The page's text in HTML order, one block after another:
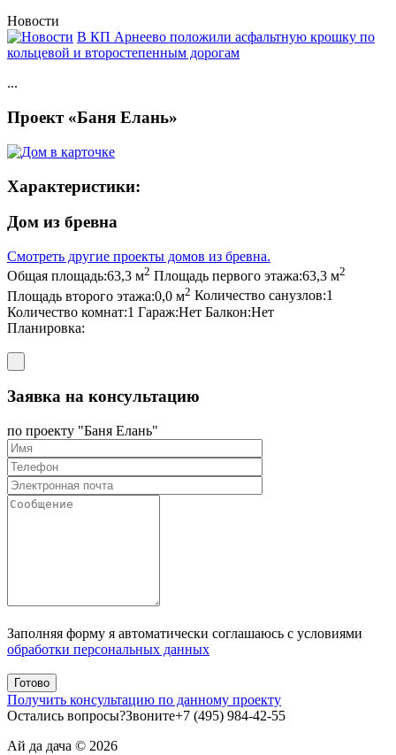
Новости
В КП Арнеево положили асфальтную крошку по
кольцевой и второстепенным дорогам
...
Проект «Баня Елань»
Характеристики:
Дом из бревна
Смотреть другие проекты домов из бревна.
Общая площадь:63,3 м2 Площадь первого этажа:63,3 м2
Площадь второго этажа:0,0 м2 Количество санузлов:1
Количество комнат:1 Гараж:Нет Балкон:Нет
Планировка:
Заявка на консультацию
по проекту "Баня Елань"
Заполняя форму я автоматически соглашаюсь с условиями
обработки персональных данных
Получить консультацию по данному проекту
Остались вопросы?Звоните+7 (495) 984-42-55
Ай да дача © 2026